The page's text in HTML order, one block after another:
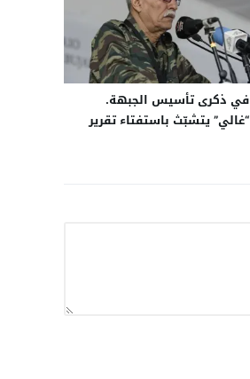
في ذكرى تأسيس الجبهة.
“غالي” يتشبّث باستفتاء تقرير